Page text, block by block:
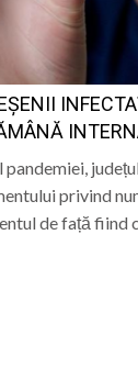
pandemiei,
privind
de față fiind